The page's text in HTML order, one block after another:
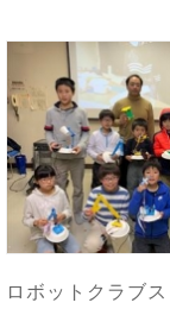
ロボットクラブ